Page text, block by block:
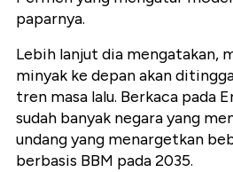
paparnya.
Lebih lanjut dia mengatakan,
minyak ke depan akan
tren masa lalu. Berkaca pada
sudah banyak negara yang
undang yang menargetkan
berbasis BBM pada 2035.